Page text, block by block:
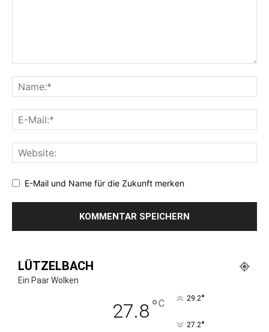
E-Mail und Name für die Zukunft merken
LÜTZELBACH
Ein Paar Wolken
27.8°C 29.2°
27.2°